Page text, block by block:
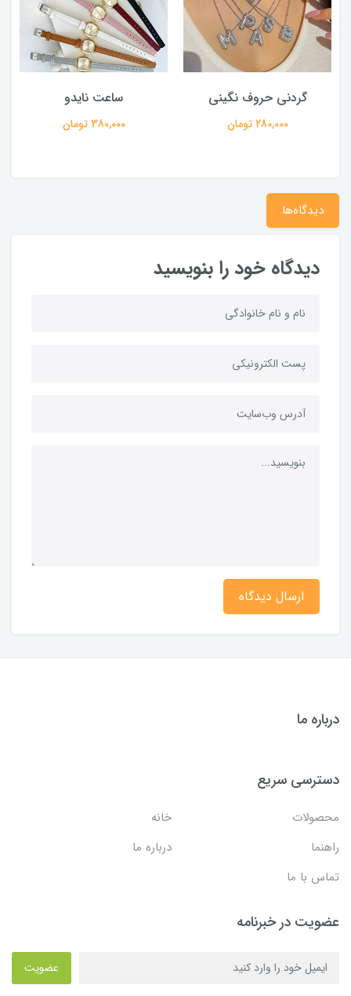
گردنی حروف نگینی
280,000 تومان
ساعت نایدو
380,000 تومان
دیدگاه‌ها
دیدگاه خود را بنویسید
ارسال دیدگاه
درباره ما
دسترسی سریع
محصولات
خانه
راهنما
درباره ما
تماس با ما
عضویت در خبرنامه
عضویت